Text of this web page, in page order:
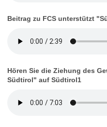
Beitrag zu FCS unterstützt
Hören Sie die Ziehung des
Südtirol" auf Südtirol1